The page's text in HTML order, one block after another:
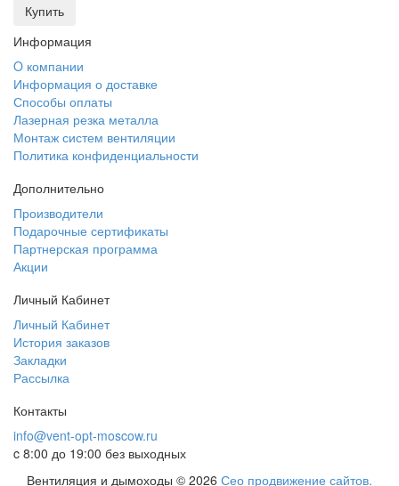
Купить
Информация
O компании
Информация о доставке
Способы оплаты
Лазерная резка металла
Монтаж систем вентиляции
Политика конфиденциальности
Дополнительно
Производители
Подарочные сертификаты
Партнерская программа
Акции
Личный Кабинет
Личный Кабинет
История заказов
Закладки
Рассылка
Контакты
info@vent-opt-moscow.ru
c 8:00 до 19:00 без выходных
Вентиляция и дымоходы © 2026 Сео продвижение сайтов.